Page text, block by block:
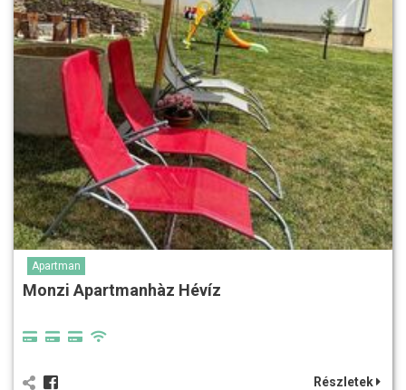
Apartman
Monzi Apartmanhàz Hévíz
Részletek